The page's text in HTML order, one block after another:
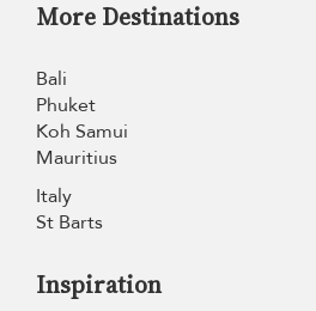
More Destinations
Bali
Phuket
Koh Samui
Mauritius
Italy
St Barts
Inspiration